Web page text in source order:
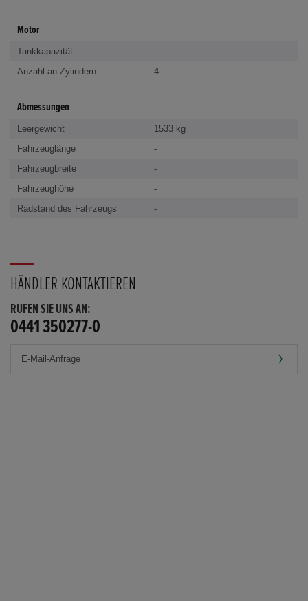
Motor
Tankkapazität
-
Anzahl an Zylindern
4
Abmessungen
Leergewicht
1533 kg
Fahrzeuglänge
-
Fahrzeugbreite
-
Fahrzeughöhe
-
Radstand des Fahrzeugs
-
HÄNDLER KONTAKTIEREN
RUFEN SIE UNS AN:
0441 350277-0